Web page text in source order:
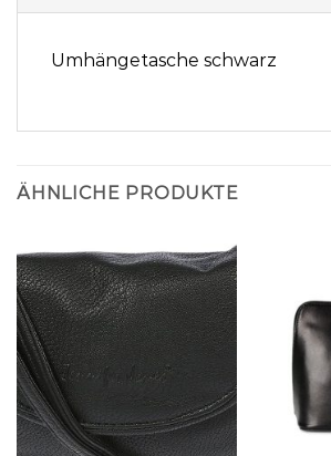
Umhängetasche schwarz
ÄHNLICHE PRODUKTE